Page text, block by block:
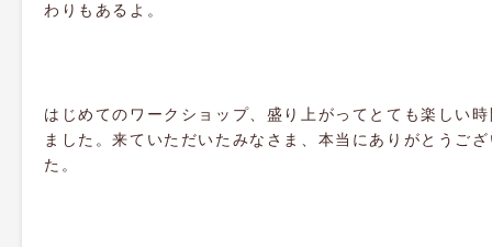
わりもあるよ。
はじめてのワークショップ、盛り上がってとても楽しい
ました。来ていただいたみなさま、本当にありがとうご
た。